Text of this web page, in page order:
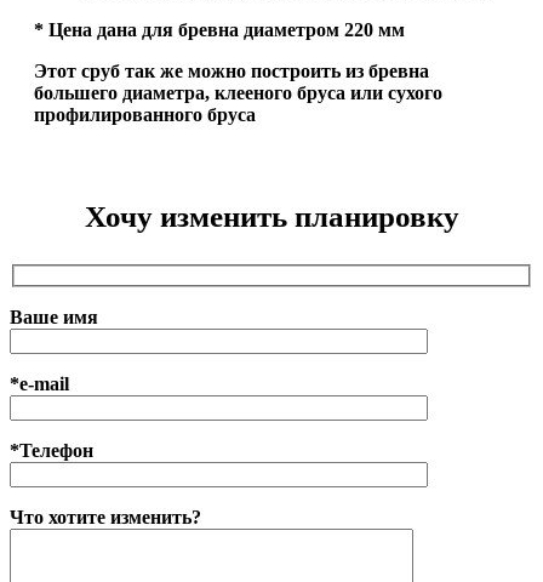
* Цена дана для бревна диаметром 220 мм
Этот сруб так же можно построить из бревна
большего диаметра, клееного бруса или сухого
профилированного бруса
Хочу изменить планировку
Ваше имя
*e-mail
*Телефон
Что хотите изменить?